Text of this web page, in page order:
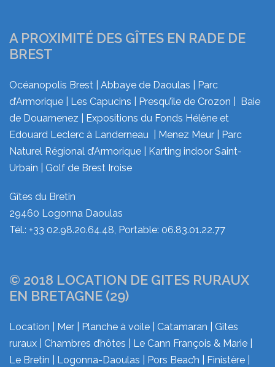
A PROXIMITÉ DES GÎTES EN RADE DE
BREST
Océanopolis Brest | Abbaye de Daoulas | Parc
d’Armorique | Les Capucins | Presqu’île de Crozon | Baie
de Douarnenez | Expositions du Fonds Hélène et
Edouard Leclerc à Landerneau | Menez Meur | Parc
Naturel Régional d’Armorique | Karting indoor Saint-
Urbain | Golf de Brest Iroise
Gîtes du Bretin
29460 Logonna Daoulas
Tél.: +33 02.98.20.64.48, Portable: 06.83.01.22.77
© 2018 LOCATION DE GITES RURAUX
EN BRETAGNE (29)
Location | Mer | Planche à voile | Catamaran | Gîtes
ruraux | Chambres d’hôtes | Le Cann François & Marie |
Le Bretin | Logonna-Daoulas | Pors Beac’h | Finistère |